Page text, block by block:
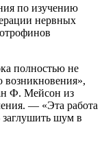
по изучению
нервных
полностью не
Ф. Мейсон из
— «Эта работа
шум в